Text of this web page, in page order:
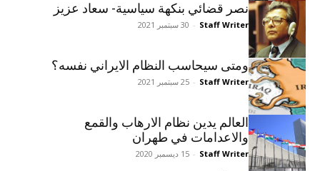
نصر قضائي بنکهة سياسية- سعاد عزيز
Staff Writer
- 30 سبتمبر 2021
ومتى سيحاسب النظام الايراني نفسه؟
Staff Writer
- 25 سبتمبر 2021
العالم يدين نظام الارهاب والقمع
والاعدامات في طهران
Staff Writer
- 15 ديسمبر 2020